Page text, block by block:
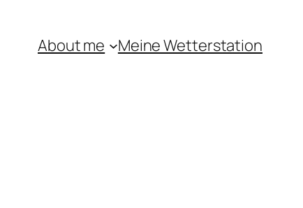
About me Meine Wetterstation